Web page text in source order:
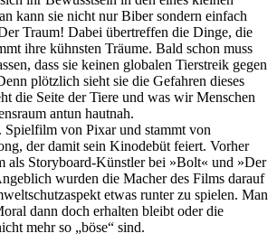
kann sie nicht nur Biber sondern einfach
Traum! Dabei übertreffen die Dinge, die
ihre kühnsten Träume. Bald schon muss
dass sie keinen globalen Tierstreik gegen
plötzlich sieht sie die Gefahren dieses
die Seite der Tiere und was wir Menschen
antun hautnah.
Spielfilm von Pixar und stammt von
der damit sein Kinodebüt feiert. Vorher
als Storyboard-Künstler bei »Bolt« und »Der
wurden die Macher des Films darauf
etwas runter zu spielen. Man
dann doch erhalten bleibt oder die
mehr so „böse“ sind.